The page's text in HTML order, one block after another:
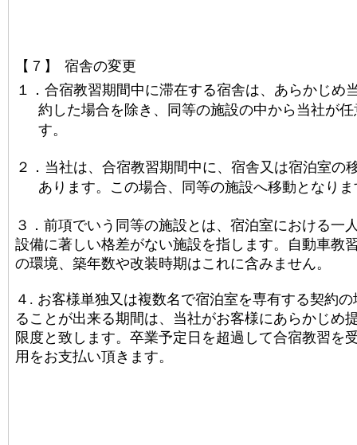
【７】
宿舎の変更
１．合宿教習期間中に滞在する宿舎は、あらかじめ
約した場合を除き、同等の施設の中から当社が
す。
２． 当社は、合宿教習期間中に、宿舎又は宿泊室の
あります。この場合、同等の施設へ移動となり
３．前項でいう同等の施設とは、宿泊室における一
設備に著しい格差がない施設を指します。自動車教
の環境、築年数や改装時期はこれに含みません。
４ . お客様単独又は複数名で宿泊室を専有する契約
ることが出来る期間は、当社がお客様にあらかじめ
限度と致します。卒業予定日を超過して合宿教習を
用をお支払い頂きます。